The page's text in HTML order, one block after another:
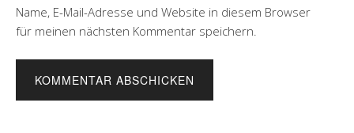
Name, E-Mail-Adresse und Website in diesem Browser
für meinen nächsten Kommentar speichern.